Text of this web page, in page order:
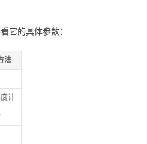
它的具体参数：
法
计